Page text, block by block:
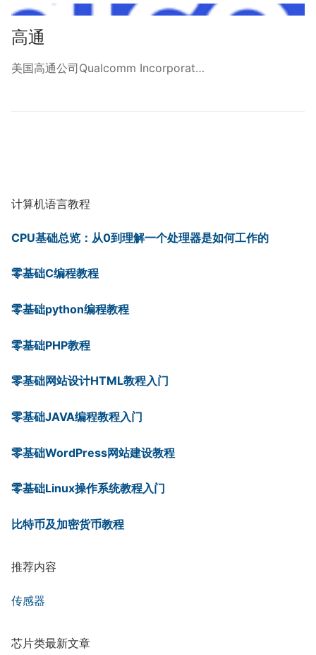
高通
美国高通公司Qualcomm Incorporat…
计算机语言教程
CPU基础总览：从0到理解一个处理器是如何工作的
零基础C编程教程
零基础python编程教程
零基础PHP教程
零基础网站设计HTML教程入门
零基础JAVA编程教程入门
零基础WordPress网站建设教程
零基础Linux操作系统教程入门
比特币及加密货币教程
推荐内容
传感器
芯片类最新文章